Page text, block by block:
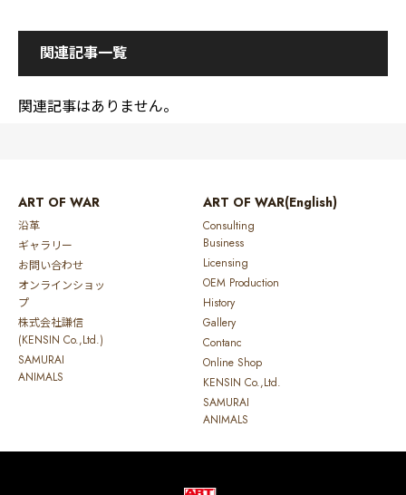
関連記事一覧
関連記事はありません。
ART OF WAR
沿革
ギャラリー
お問い合わせ
オンラインショッ
プ
株式会社謙信
(KENSIN Co.,Ltd.)
SAMURAI
ANIMALS
ART OF WAR(English)
Consulting
Business
Licensing
OEM Production
History
Gallery
Contanc
Online Shop
KENSIN Co.,Ltd.
SAMURAI
ANIMALS